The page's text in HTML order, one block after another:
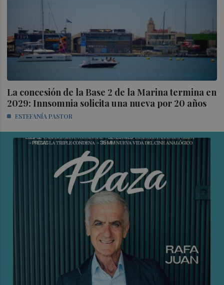
La concesión de la Base 2 de la Marina termina en
2029: Innsomnia solicita una nueva por 20 años
ESTEFANÍA PASTOR